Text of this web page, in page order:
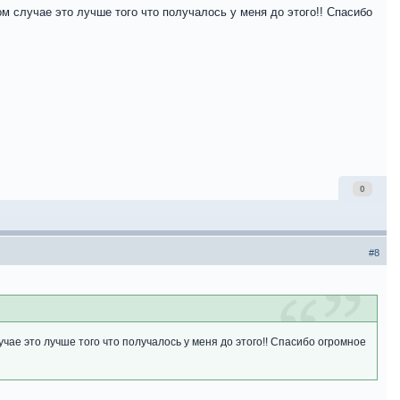
это лучше того что получалось у меня до этого!! Спасибо
0
#8
это лучше того что получалось у меня до этого!! Спасибо огромное